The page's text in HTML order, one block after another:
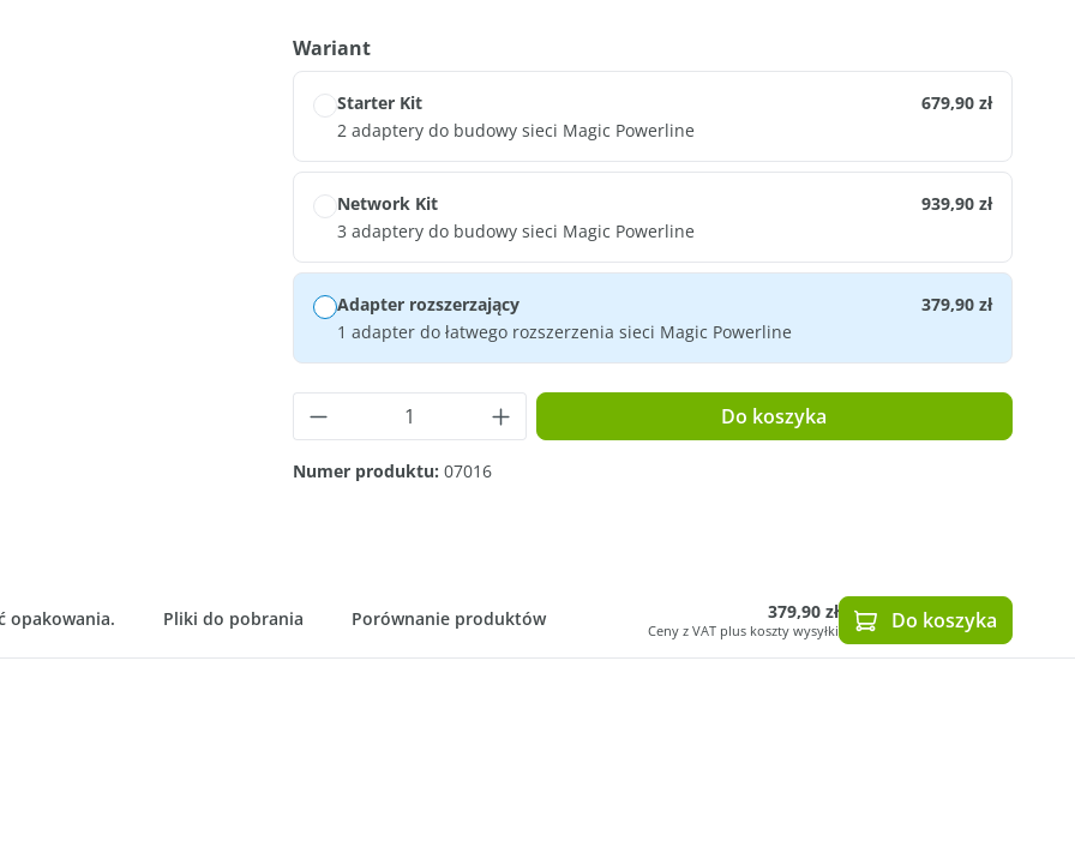
Wybierz
Wariant
Starter Kit
2 adaptery do budowy sieci Magic Powerline
679,90 zł
Network Kit
3 adaptery do budowy sieci Magic Powerline
939,90 zł
Adapter rozszerzający
1 adapter do łatwego rozszerzenia sieci Magic Powerline
379,90 zł
Ilość produktu: Wprowadź żądaną ilość lub użyj
Do koszyka
Numer produktu: 07016
opakowania. Pliki do pobrania Porównanie produktów 379,90 zł
Ceny z VAT plus koszty wysyłki Do koszyka